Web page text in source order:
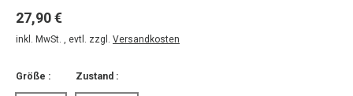
27,90 €
inkl. MwSt. , evtl. zzgl. Versandkosten
Größe : Zustand :